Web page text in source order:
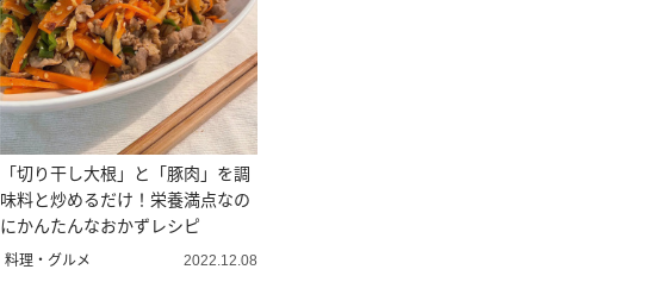
「切り干し大根」と「豚肉」を調
味料と炒めるだけ！栄養満点なの
にかんたんなおかずレシピ
料理・グルメ 2022.12.08